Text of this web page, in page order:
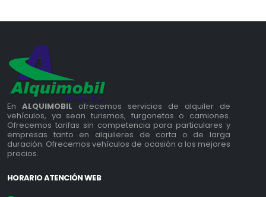
En ALQUIMOBIL ofrecemos servicios de alquiler de
vehículos, ya sean turismos, furgonetas o camiones.
Ofrecemos tarifas sin competencia para particulares y
empresas tanto en alquileres de corta o de larga
duración. Ofrecemos vehículos de ocasión a los mejores
precios.
HORARIO ATENCIÓN WEB